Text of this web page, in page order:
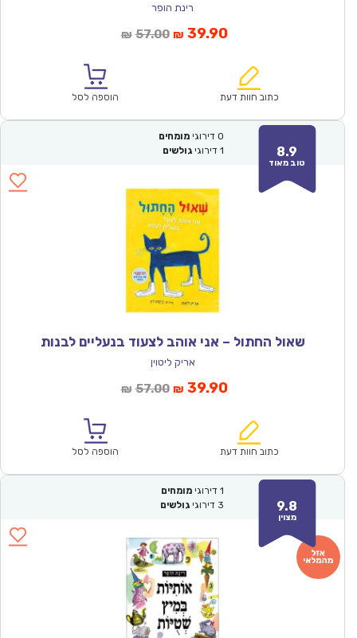
רינת הופר
₪ 57.00המחיר
₪57.00.
₪ 39.90המחיר
הוא:
כתוב חוות דעת הוספה לסל
8.9
טוב מאוד
0 דירוגי מומחים
1 דירוגי גולשים
שאול החתול – אני אוהב לצעוד בנעליים לבנות
אריק ליטוין
₪ 57.00המחיר
₪57.00.
₪ 39.90המחיר
הוא:
כתוב חוות דעת הוספה לסל
9.8
מצוין
1 דירוגי מומחים
3 דירוגי גולשים